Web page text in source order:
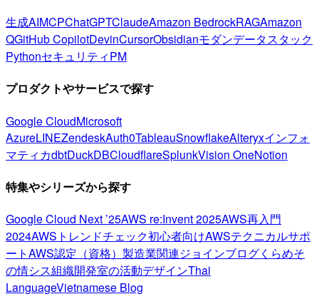
生成AIMCPChatGPTClaudeAmazon BedrockRAGAmazon
QGitHub CopilotDevinCursorObsidianモダンデータスタック
PythonセキュリティPM
プロダクトやサービスで探す
Google CloudMicrosoft
AzureLINEZendeskAuth0TableauSnowflakeAlteryxインフォ
マティカdbtDuckDBCloudflareSplunkVision OneNotion
特集やシリーズから探す
Google Cloud Next ’25AWS re:Invent 2025AWS再入門
2024AWSトレンドチェック初心者向けAWSテクニカルサポ
ートAWS認定（資格） 製造業関連ジョインブログくらめそ
の情シス組織開発室の活動デザインThai
LanguageVietnamese Blog